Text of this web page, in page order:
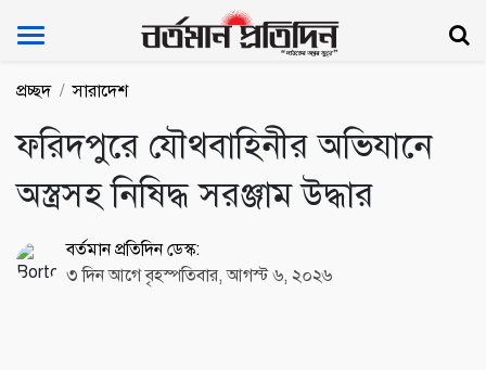
Bartoman Protidin
প্রচ্ছদ সারাদেশ
ফরিদপুরে যৌথবাহিনীর অভিযানে
অস্ত্রসহ নিষিদ্ধ সরঞ্জাম উদ্ধার
বর্তমান প্রতিদিন ডেস্ক:
৩ দিন আগে বৃহস্পতিবার, আগস্ট ৬, ২০২৬